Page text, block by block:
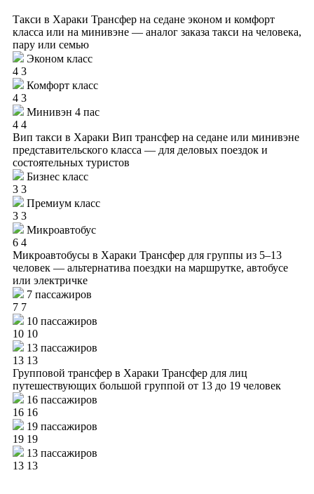
Такси в Хараки Трансфер на седане эконом и комфорт
класса или на минивэне — аналог заказа такси на человека,
пару или семью
Эконом класс
4 3
Комфорт класс
4 3
Минивэн 4 пас
4 4
Вип такси в Хараки Вип трансфер на седане или минивэне
представительского класса — для деловых поездок и
состоятельных туристов
Бизнес класс
3 3
Премиум класс
3 3
Микроавтобус
6 4
Микроавтобусы в Хараки Трансфер для группы из 5–13
человек — альтернатива поездки на маршрутке, автобусе
или электричке
7 пассажиров
7 7
10 пассажиров
10 10
13 пассажиров
13 13
Групповой трансфер в Хараки Трансфер для лиц
путешествующих большой группой от 13 до 19 человек
16 пассажиров
16 16
19 пассажиров
19 19
13 пассажиров
13 13